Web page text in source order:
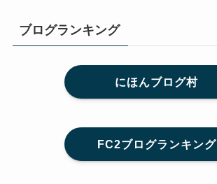
ブログランキング
にほんブログ村
FC2ブログランキング